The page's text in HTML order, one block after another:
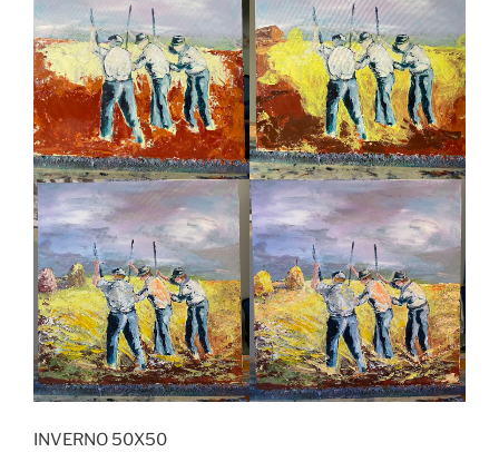
INVERNO 50X50